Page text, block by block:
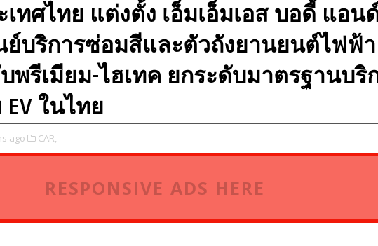
เทศไทย แต่งตั้ง เอ็มเอ็มเอส บอดี้ แอน
ย์บริการซ่อมสีและตัวถังยานยนต์ไฟฟ้า
พรีเมียม-ไฮเทค ยกระดับมาตรฐานบริ
ในไทย
ago CAR,
RESPONSIVE ADS HERE